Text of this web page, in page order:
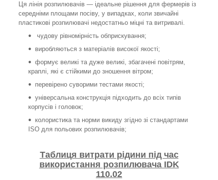
Ця лінія розпилювачів — ідеальне рішення для фермерів із
середніми площами посіву, у випадках, коли звичайні
пластикові розпилювачі недостатньо міцні та витривалі.
чудову рівномірність обприскування;
виробляються з матеріалів високої якості;
формує великі та дуже великі, збагачені повітрям,
краплі, які є стійкими до зношення вітром;
перевірено суворими тестами якості;
універсальна конструкція підходить до всіх типів
корпусів і головок;
колористика та норми викиду згідно зі стандартами
ISO для польових розпилювачів;
Таблиця витрати рідини під час
використання розпилювача IDK
110.02